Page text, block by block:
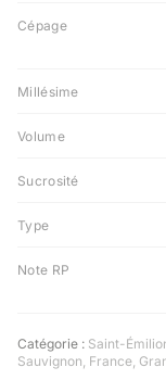
Cépage
Millésime
Volume
Sucrosité
Type
Note RP
Catégorie : Saint-
Sauvignon, France,